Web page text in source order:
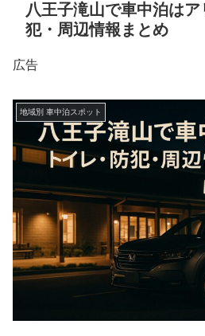
八王子滝山で車中泊は
犯・周辺情報まとめ
広告
地域別 車中泊スポット